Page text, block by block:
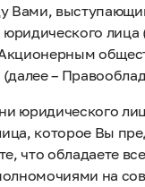
Вами,
лица
–
юридического
которое Вы
что обладаете
на